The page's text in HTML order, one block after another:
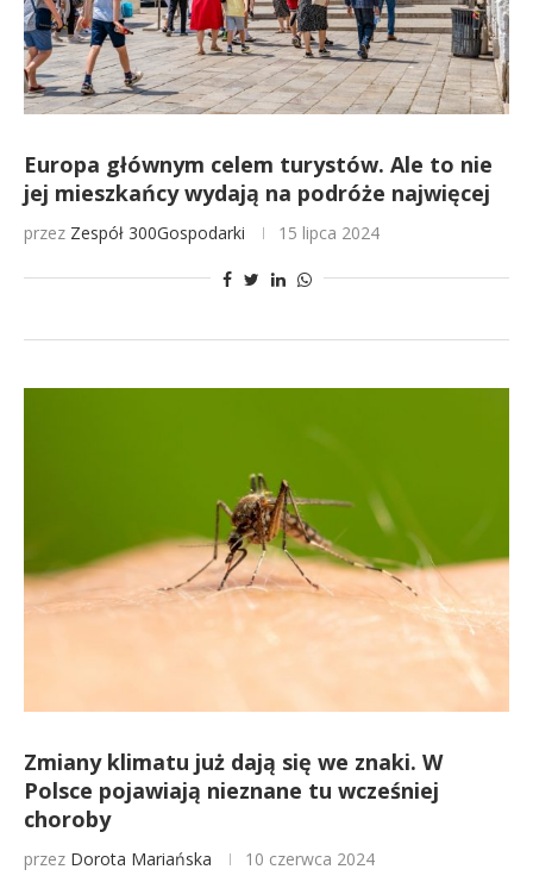
Europa głównym celem turystów. Ale to nie
jej mieszkańcy wydają na podróże najwięcej
przez Zespół 300Gospodarki 15 lipca 2024
Zmiany klimatu już dają się we znaki. W
Polsce pojawiają nieznane tu wcześniej
choroby
przez Dorota Mariańska 10 czerwca 2024